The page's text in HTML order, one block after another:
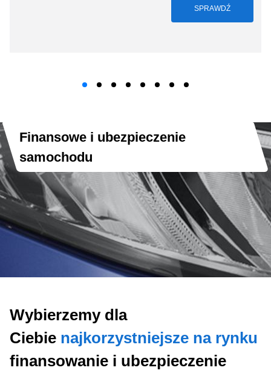
SPRAWDŹ
Finansowe i ubezpieczenie
samochodu
Wybierzemy dla
Ciebie najkorzystniejsze na rynku
finansowanie i ubezpieczenie